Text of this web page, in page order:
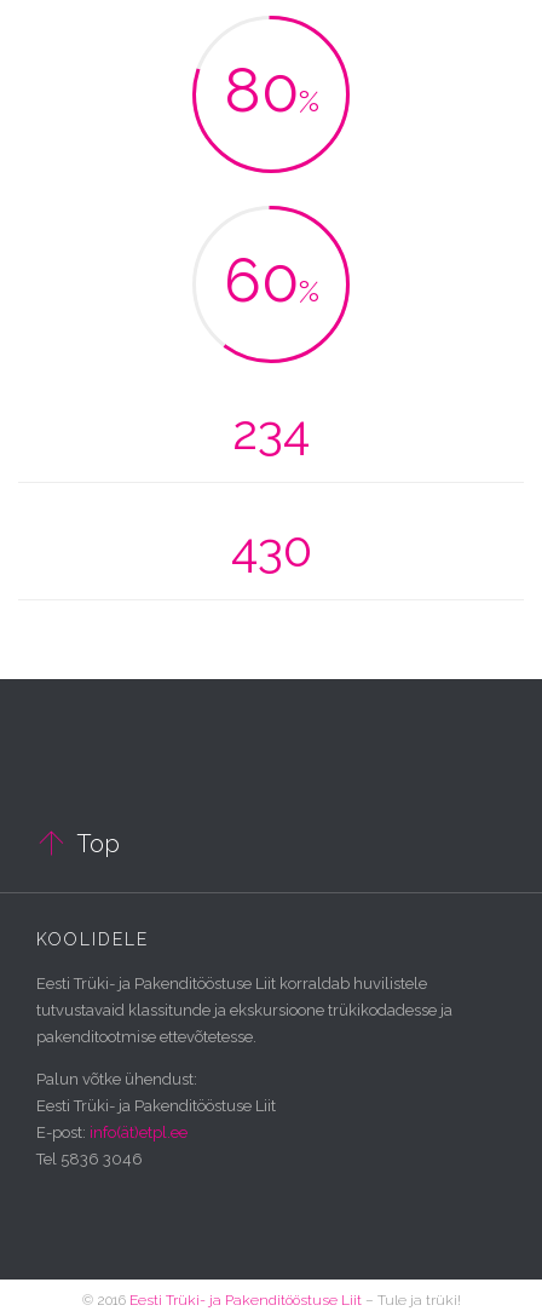
80%
60%
234
430
 Top
KOOLIDELE
Eesti Trüki- ja Pakenditööstuse Liit korraldab huvilistele
tutvustavaid klassitunde ja ekskursioone trükikodadesse ja
pakenditootmise ettevõtetesse.
Palun võtke ühendust:
Eesti Trüki- ja Pakenditööstuse Liit
E-post: info(ät)etpl.ee
Tel 5836 3046
© 2016 Eesti Trüki- ja Pakenditööstuse Liit– Tule ja trüki!